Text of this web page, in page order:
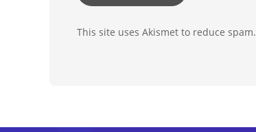
This site uses Akismet to reduce spam.